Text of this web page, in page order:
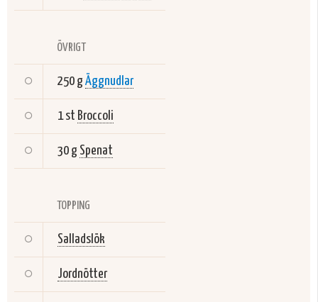
ÖVRIGT
250 gÄggnudlar
1 st Broccoli
30 g Spenat
TOPPING
Salladslök
Jordnötter